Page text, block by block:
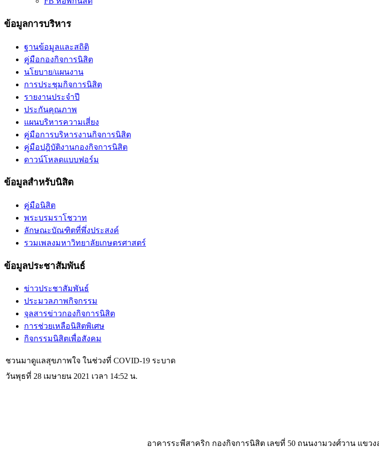
ข้อมูลการบริหาร
ฐานข้อมูลและสถิติ
คู่มือกองกิจการนิสิต
นโยบาย/แผนงาน
การประชุมกิจการนิสิต
รายงานประจำปี
ประกันคุณภาพ
แผนบริหารความเสี่ยง
คู่มือการบริหารงานกิจการนิสิต
คู่มือปฎิบัติงานกองกิจการนิสิต
ดาวน์โหลดแบบฟอร์ม
ข้อมูลสำหรับนิสิต
คู่มือนิสิต
พระบรมราโชวาท
ลักษณะบัณฑิตที่พึ่งประสงค์
รวมเพลงมหาวิทยาลัยเกษตรศาสตร์
ข้อมูลประชาสัมพันธ์
ข่าวประชาสัมพันธ์
ประมวลภาพกิจกรรม
จุลสารข่าวกองกิจการนิสิต
การช่วยเหลือนิสิตพิเศษ
กิจกรรมนิสิตเพื่อสังคม
ชวนมาดูแลสุขภาพใจ ในช่วงที่ COVID-19 ระบาด
วันพุธที่ 28 เมษายน 2021 เวลา 14:52 น.
อาคารระพีสาคริก กองกิจการนิสิต เลขที่ 50 ถนนงามวงศ์วาน แขวง